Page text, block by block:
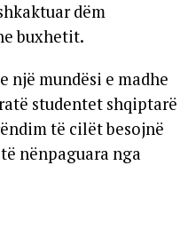
dëm
buxhetit.
një mundësi e madhe
studentet shqiptarë
të cilët besojnë
nënpaguara nga